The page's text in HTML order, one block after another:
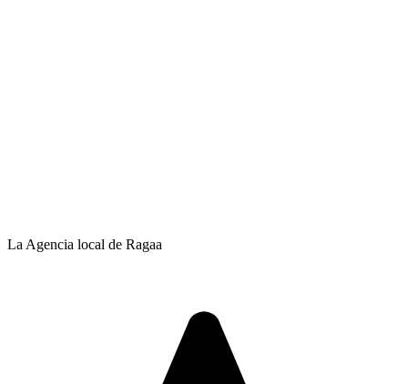
La Agencia local de Ragaa